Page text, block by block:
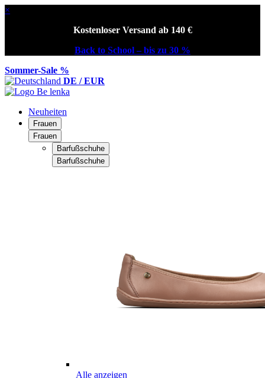
×
Kostenloser Versand ab 140 €
Back to School – bis zu 30 %
Sommer-Sale %
DE / EUR
Neuheiten
Frauen
Frauen
Barfußschuhe
Barfußschuhe
Alle anzeigen